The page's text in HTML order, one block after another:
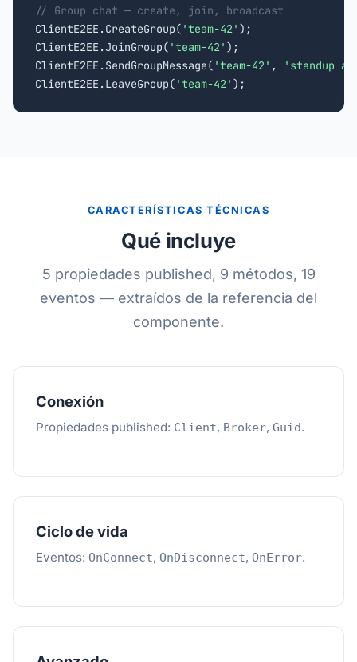
// Group chat — create, join, broadcast
ClientE2EE.CreateGroup( 'team-42' );
ClientE2EE.JoinGroup( 'team-42' );
ClientE2EE.SendGroupMessage( 'team-42' ,
'standup
ClientE2EE.LeaveGroup( 'team-42' );
CARACTERÍSTICAS TÉCNICAS
Qué incluye
5 propiedades published, 9 métodos, 19
eventos — extraídos de la referencia del
componente.
Conexión
Propiedades published: Client, Broker, Guid.
Ciclo de vida
Eventos: OnConnect, OnDisconnect, OnError.